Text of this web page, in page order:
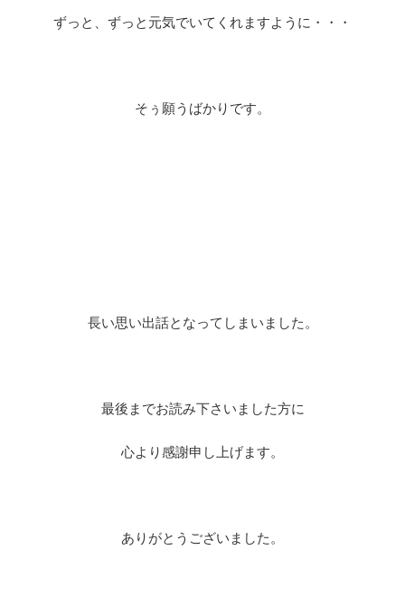
ずっと、ずっと元気でいてくれますように・・・
そぅ願うばかりです。
長い思い出話となってしまいました。
最後までお読み下さいました方に
心より感謝申し上げます。
ありがとうございました。